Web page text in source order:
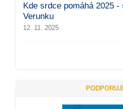
Kde srdce pomáhá 2025
Verunku
12. 11. 2025